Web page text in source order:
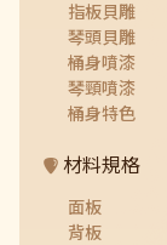
指板貝雕
琴頭貝雕
桶身噴漆
琴頸噴漆
桶身特色
材料規格
面板
背板